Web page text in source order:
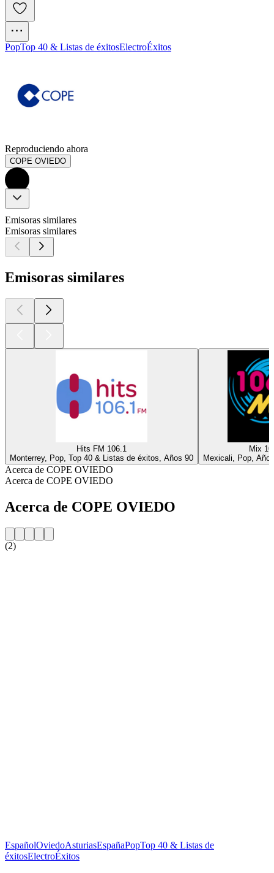
PopTop 40 & Listas de éxitosElectroÉxitos
Reproduciendo ahora
COPE OVIEDO
Emisoras similares
Emisoras similares
Emisoras similares
Hits FM 106.1
Monterrey, Pop, Top 40 & Listas de éxitos, Años 90
Mix
Mexicali, Pop,
Acerca de COPE OVIEDO
Acerca de COPE OVIEDO
Acerca de COPE OVIEDO
(2)
EspañolOviedoAsturiasEspañaPopTop 40 & Listas de
éxitosElectroÉxitos